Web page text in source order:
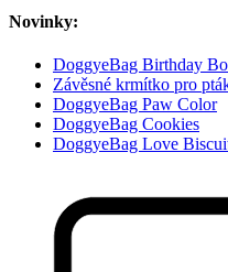
Novinky:
DoggyeBag Birthday
Závěsné krmítko pro
DoggyeBag Paw Color
DoggyeBag Cookies
DoggyeBag Love